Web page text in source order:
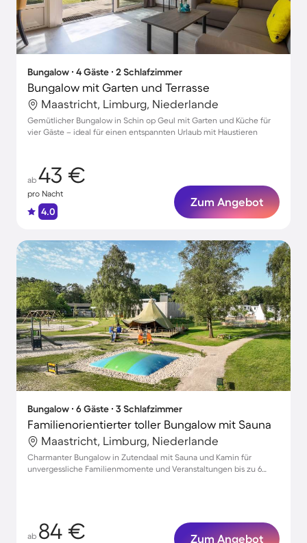
Bungalow ∙ 4 Gäste ∙ 2 Schlafzimmer
Bungalow mit Garten und Terrasse
Maastricht, Limburg, Niederlande
Gemütlicher Bungalow in Schin op Geul mit Garten und Küche für
vier Gäste – ideal für einen entspannten Urlaub mit Haustieren
ab 43 €
pro Nacht
4.0
Zum Angebot
Bungalow ∙ 6 Gäste ∙ 3 Schlafzimmer
Familienorientierter toller Bungalow mit Sauna
Maastricht, Limburg, Niederlande
Charmanter Bungalow in Zutendaal mit Sauna und Kamin für
unvergessliche Familienmomente und Veranstaltungen bis zu 6
ab 84 € Zum Angebot